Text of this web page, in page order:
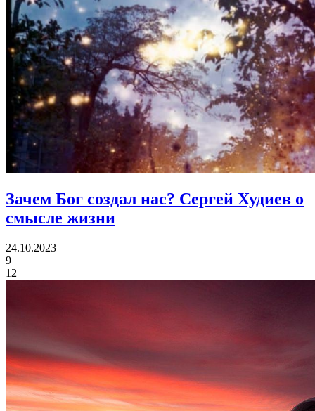
Зачем Бог создал нас? Сергей Худиев о
смысле жизни
24.10.2023
9
12